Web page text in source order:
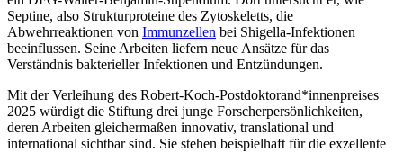
Septine, also Strukturproteine des Zytoskeletts, die
Abwehrreaktionen von Immunzellen bei Shigella-Infektionen
beeinflussen. Seine Arbeiten liefern neue Ansätze für das
Verständnis bakterieller Infektionen und Entzündungen.
Mit der Verleihung des Robert-Koch-Postdoktorand*innenpreises
2025 würdigt die Stiftung drei junge Forscherpersönlichkeiten,
deren Arbeiten gleichermaßen innovativ, translational und
international sichtbar sind. Sie stehen beispielhaft für die exzellente